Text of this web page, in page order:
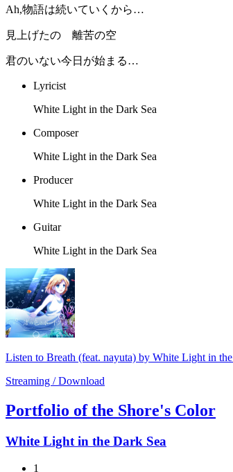
Ah,物語は続いていくから…
見上げたの 離苦の空
君のいない今日が始まる…
Lyricist
White Light in the Dark Sea
Composer
White Light in the Dark Sea
Producer
White Light in the Dark Sea
Guitar
White Light in the Dark Sea
Listen to Breath (feat. nayuta) by White Light in
Streaming / Download
Portfolio of the Shore's Color
White Light in the Dark Sea
1